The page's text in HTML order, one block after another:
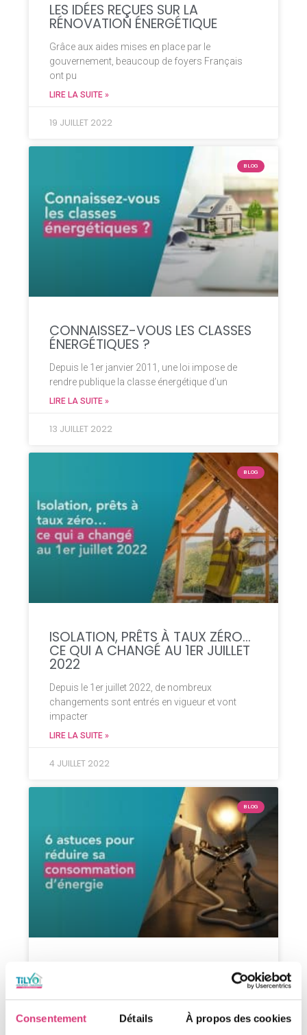
Consentement Détails À propos des cookies
LES IDÉES REÇUES SUR LA
RÉNOVATION ÉNERGÉTIQUE
Grâce aux aides mises en place par le
gouvernement, beaucoup de foyers Français
ont pu
LIRE LA SUITE »
19 JUILLET 2022
BLOG
CONNAISSEZ-VOUS LES CLASSES
ÉNERGÉTIQUES ?
Depuis le 1er janvier 2011, une loi impose de
rendre publique la classe énergétique d’un
LIRE LA SUITE »
13 JUILLET 2022
BLOG
ISOLATION, PRÊTS À TAUX ZÉRO…
CE QUI A CHANGÉ AU 1ER JUILLET
2022
Depuis le 1er juillet 2022, de nombreux
changements sont entrés en vigueur et vont
impacter
LIRE LA SUITE »
4 JUILLET 2022
BLOG
d’énergie (ENGIE, EDF et Total Energie) ont publié